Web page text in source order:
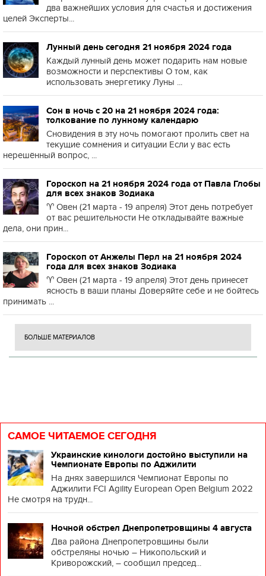
два важнейших условия для счастья и достижения
целей Эксперты...
Лунный день сегодня 21 ноября 2024 года
Каждый лунный день может подарить нам новые
возможности и перспективы О том, как
использовать энергетику Луны ...
Сон в ночь с 20 на 21 ноября 2024 года:
толкование по лунному календарю
Сновидения в эту ночь помогают пролить свет на
текущие сомнения и ситуации Если у вас есть
нерешённый вопрос, ...
Гороскоп на 21 ноября 2024 года от Павла Глобы
для всех знаков Зодиака
♈️ Овен (21 марта - 19 апреля) Этот день потребует
от вас решительности Не откладывайте важные
дела, они прин...
Гороскоп от Анжелы Перл на 21 ноября 2024
года для всех знаков Зодиака
♈️ Овен (21 марта - 19 апреля) Этот день принесет
ясность в ваши планы Доверяйте себе и не бойтесь
принимать ...
БОЛЬШЕ МАТЕРИАЛОВ
САМОЕ ЧИТАЕМОЕ СЕГОДНЯ
Украинские кинологи достойно выступили на
Чемпионате Европы по Аджилити
На днях завершился Чемпионат Европы по
Аджилити FCI Agility European Open Belgium 2022
Не смотря на трудн...
Ночной обстрел Днепропетровщины 4 августа
Два района Днепропетровщины были
обстреляны ночью – Никопольский и
Криворожский, – сообщил председ...